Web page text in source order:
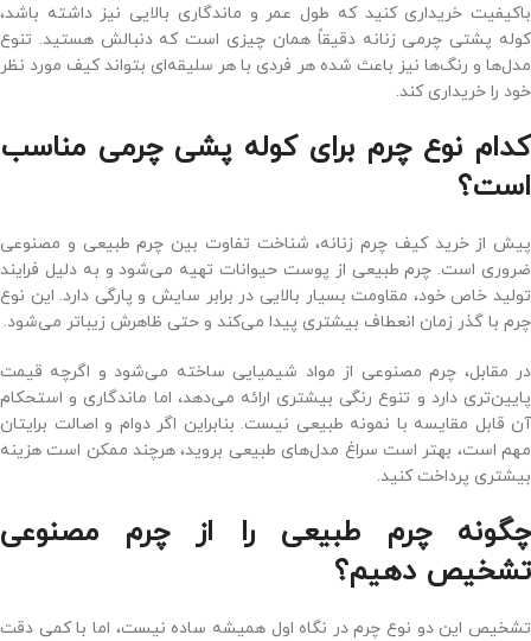
باکیفیت خریداری کنید که طول عمر و ماندگاری بالایی نیز داشته باشد،
کوله پشتی چرمی زنانه دقیقاً همان چیزی است که دنبالش هستید. تنوع
مدل‌ها و رنگ‌ها نیز باعث شده هر فردی با هر سلیقه‌ای بتواند کیف مورد نظر
خود را خریداری کند.
کدام نوع چرم برای کوله پشی چرمی مناسب
است؟
پیش از خرید کیف چرم زنانه، شناخت تفاوت بین چرم طبیعی و مصنوعی
ضروری است. چرم طبیعی از پوست حیوانات تهیه می‌شود و به دلیل فرایند
تولید خاص خود، مقاومت بسیار بالایی در برابر سایش و پارگی دارد. این نوع
چرم با گذر زمان انعطاف بیشتری پیدا می‌کند و حتی ظاهرش زیباتر می‌شود.
در مقابل، چرم مصنوعی از مواد شیمیایی ساخته می‌شود و اگرچه قیمت
پایین‌تری دارد و تنوع رنگی بیشتری ارائه می‌دهد، اما ماندگاری و استحکام
آن قابل مقایسه با نمونه طبیعی نیست. بنابراین اگر دوام و اصالت برایتان
مهم است، بهتر است سراغ مدل‌های طبیعی بروید، هرچند ممکن است هزینه
بیشتری پرداخت کنید.
چگونه چرم طبیعی را از چرم مصنوعی
تشخیص دهیم؟
تشخیص این دو نوع چرم در نگاه اول همیشه ساده نیست، اما با کمی دقت